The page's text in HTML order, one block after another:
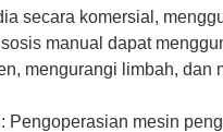
secara komersial,
manual dapat
mengurangi limbah, dan
Pengoperasian mesin